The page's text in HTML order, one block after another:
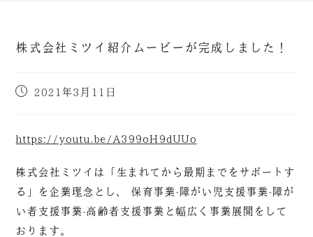
株式会社ミツイ紹介ムービーが完成しました！
2021年3月11日
https://youtu.be/A399oH9dUUo
株式会社ミツイは「生まれてから最期までをサポートす
る」を企業理念とし、 保育事業-障がい児支援事業-障が
い者支援事業-高齢者支援事業と幅広く事業展開をして
おります。